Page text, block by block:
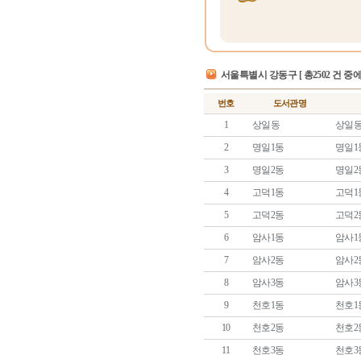
서울특별시 강동구 [ 총2502 건 중
번호 도서관명
1 상일동
상일
2
명일1동
명일1
3
명일2동
명일2
4
고덕1동
고덕1
5
고덕2동
고덕2
6
암사1동
암사1
7
암사2동
암사2
8
암사3동
암사3
9
천호1동
천호1
10
천호2동
천호2
11
천호3동
천호3